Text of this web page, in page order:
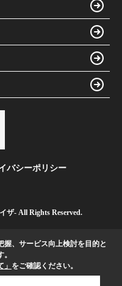
バシーポリシー
ザ- All Rights Reserved.
握、サービス向上検討を目的と
」 をご確認ください。